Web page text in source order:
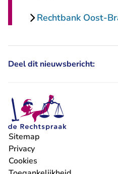
Rechtbank Oost-
Deel dit nieuwsbericht:
Sitemap
Privacy
Cookies